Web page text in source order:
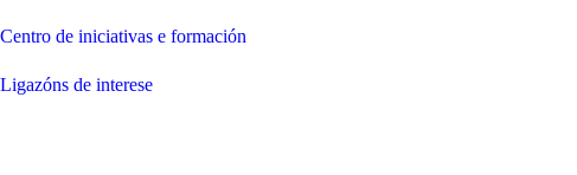
Centro de iniciativas e formación
Ligazóns de interese